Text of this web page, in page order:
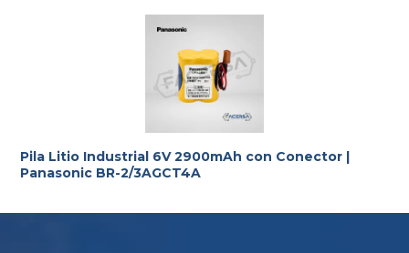
Pila Litio Industrial 6V 2900mAh con Conector |
Panasonic BR-2/3AGCT4A